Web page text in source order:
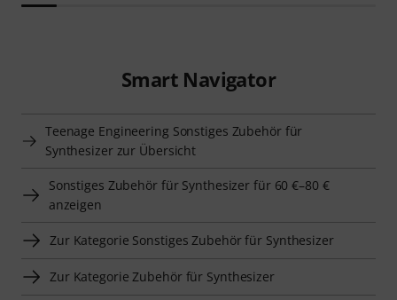
Smart Navigator
Teenage Engineering Sonstiges Zubehör für
Synthesizer zur Übersicht
Sonstiges Zubehör für Synthesizer für 60 €–80 €
anzeigen
Zur Kategorie Sonstiges Zubehör für Synthesizer
Zur Kategorie Zubehör für Synthesizer